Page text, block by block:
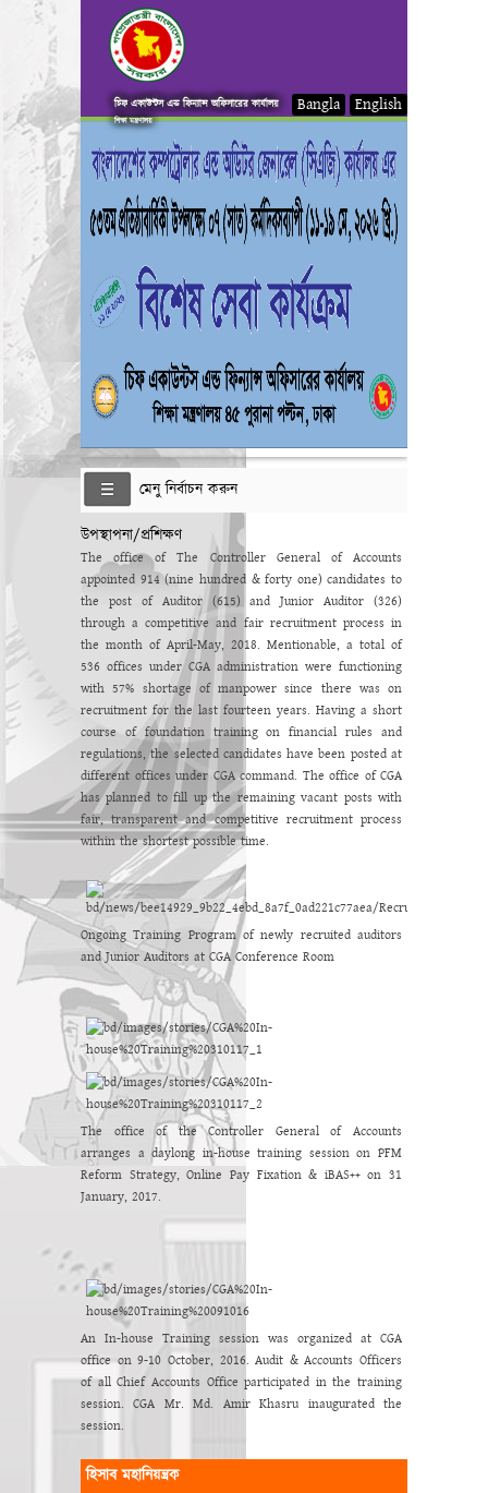
চিফ একাউন্টস এন্ড ফিন্যান্স অফিসারের কার্যালয়
শিক্ষা মন্ত্রণালয়
Bangla English
মেনু নির্বাচন করুন
উপস্থাপনা/প্রশিক্ষণ
The office of The Controller General of Accounts
appointed 914 (nine hundred & forty one) candidates to
the post of Auditor (615) and Junior Auditor (326)
through a competitive and fair recruitment process in
the month of April-May, 2018. Mentionable, a total of
536 offices under CGA administration were functioning
with 57% shortage of manpower since there was on
recruitment for the last fourteen years. Having a short
course of foundation training on financial rules and
regulations, the selected candidates have been posted at
different offices under CGA command. The office of CGA
has planned to fill up the remaining vacant posts with
fair, transparent and competitive recruitment process
within the shortest possible time.
Ongoing Training Program of newly recruited auditors
and Junior Auditors at CGA Conference Room
The office of the Controller General of Accounts
arranges a daylong in-house training session on PFM
Reform Strategy, Online Pay Fixation & iBAS++ on 31
January, 2017.
An In-house Training session was organized at CGA
office on 9-10 October, 2016. Audit & Accounts Officers
of all Chief Accounts Office participated in the training
session. CGA Mr. Md. Amir Khasru inaugurated the
session.
হিসাব মহানিয়ন্ত্রক